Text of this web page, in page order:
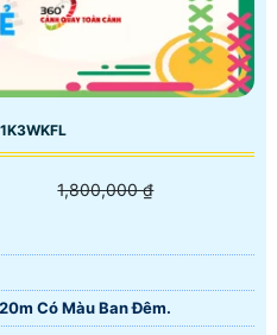
1,800,000 ₫
Có Màu Ban Ðêm.